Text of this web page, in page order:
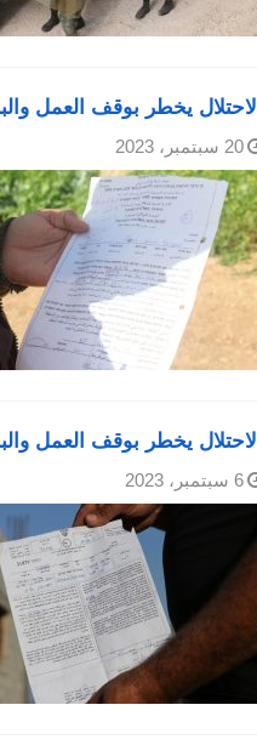
الاحتلال يخطر بوقف العمل والبناء في 8 منازل
20 سبتمبر، 2023
الاحتلال يخطر بوقف العمل
6 سبتمبر، 2023